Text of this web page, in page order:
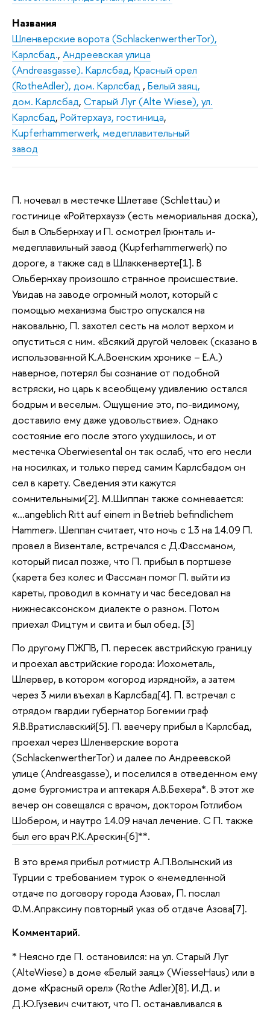
Названия
Шленверские ворота (SchlackenwertherTor),
Карлсбад., Андреевская улица
(Andreasgasse). Карлсбад, Красный орел
(RotheAdler), дом. Карлсбад , Белый заяц,
дом. Карлсбад, Старый Луг (Alte Wiese), ул.
Карлсбад, Ройтерхауз, гостиница,
Kupferhammerwerk, медеплавительный
завод
П. ночевал в местечке Шлетаве (Schlettau) и
гостинице «Ройтерхауз» (есть мемориальная доска),
был в Ольбернхау и П. осмотрел Грюнталь и-
медеплавильный завод (Kupferhammerwerk) по
дороге, а также сад в Шлаккенверте[1]. В
Ольбернхау произошло странное происшествие.
Увидав на заводе огромный молот, который с
помощью механизма быстро опускался на
наковальню, П. захотел сесть на молот верхом и
опуститься с ним. «Всякий другой человек (сказано в
использованной К.А.Военским хронике – Е.А.)
наверное, потерял бы сознание от подобной
встряски, но царь к всеобщему удивлению остался
бодрым и веселым. Ощущение это, по-видимому,
доставило ему даже удовольствие». Однако
состояние его после этого ухудшилось, и от
местечка Oberwiesental он так ослаб, что его несли
на носилках, и только перед самим Карлсбадом он
сел в карету. Сведения эти кажутся
сомнительными[2]. М.Шиппан также сомневается:
«…angeblich Ritt auf einem in Betrieb befindlichem
Hammer». Шеппан считает, что ночь с 13 на 14.09 П.
провел в Визентале, встречался с Д.Фассманом,
который писал позже, что П. прибыл в портшезе
(карета без колес и Фассман помог П. выйти из
кареты, проводил в комнату и час беседовал на
нижнесаксонском диалекте о разном. Потом
приехал Фицтум и свита и был обед. [3]
По другому ПЖПВ, П. пересек австрийскую границу
и проехал австрийские города: Иохометаль,
Шлервер, в котором «огород изрядной», а затем
через 3 мили въехал в Карлсбад[4]. П. встречал с
отрядом гвардии губернатор Богемии граф
Я.В.Вратиславский[5]. П. ввечеру прибыл в Карлсбад,
проехал через Шленверские ворота
(SchlackenwertherTor) и далее по Андреевской
улице (Andreasgasse), и поселился в отведенном ему
доме бургомистра и аптекаря А.В.Бехера*. В этот же
вечер он совещался с врачом, доктором Готлибом
Шобером, и наутро 14.09 начал лечение. С П. также
был его врач Р.К.Арескин[6]**.
В это время прибыл ротмистр А.П.Волынский из
Турции с требованием турок о «немедленной
отдаче по договору города Азова», П. послал
Ф.М.Апраксину повторный указ об отдаче Азова[7].
Комментарий.
* Неясно где П. остановился: на ул. Старый Луг
(AlteWiese) в доме «Белый заяц» (WiesseHaus) или в
доме «Красный орел» (Rothe Adler)[8]. И.Д. и
Д.Ю.Гузевич считают, что П. останавливался в